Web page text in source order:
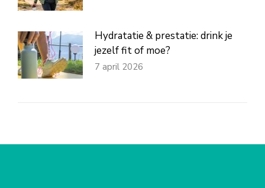
Hydratatie & prestatie: drink je
jezelf fit of moe?
7 april 2026